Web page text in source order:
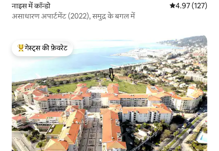
नाइस में कॉन्डो औसत रेटिंग 5 में से
4.97 (127)
असाधारण अपार्टमेंट (2022), समुद्र के बगल में
गेस्ट्स का टॉप फ़ेवरेट
गेस्ट्स की फ़ेवरेट